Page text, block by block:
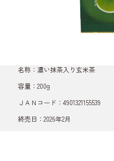
名称：濃い抹茶入り玄米茶
容量：200g
ＪＡＮコード：4901321155539
終売日：2026年2月